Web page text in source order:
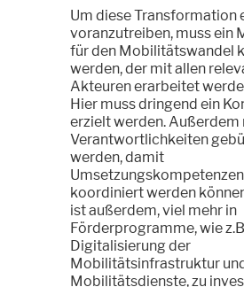
Um diese Transformation
voranzutreiben, muss ein
für den Mobilitätswandel
werden, der mit allen
Akteuren erarbeitet
Hier muss dringend ein
erzielt werden. Außerdem
Verantwortlichkeiten
werden, damit
Umsetzungskompetenzen
koordiniert werden
ist außerdem, viel mehr in
Förderprogramme, wie
Digitalisierung der
Mobilitätsinfrastruktur
Mobilitätsdienste, zu